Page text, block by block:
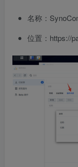
名称：
位置：https://